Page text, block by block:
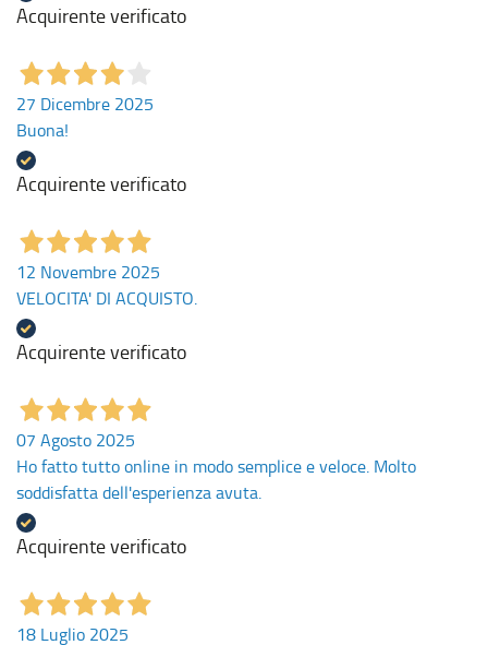
Acquirente verificato
27 Dicembre 2025
Buona!
Acquirente verificato
12 Novembre 2025
VELOCITA' DI ACQUISTO.
Acquirente verificato
07 Agosto 2025
Ho fatto tutto online in modo semplice e veloce. Molto
soddisfatta dell'esperienza avuta.
Acquirente verificato
18 Luglio 2025